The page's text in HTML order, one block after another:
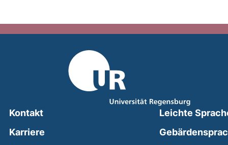
Kontakt
Karriere
Leichte